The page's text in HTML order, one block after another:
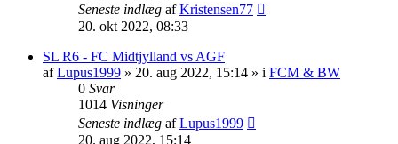
Seneste indlæg afKristensen77
20. okt 2022, 08:33
SL R6 - FC Midtjylland vs AGF
afLupus1999 » 20. aug 2022, 15:14 » i FCM & BW
0 Svar
1014 Visninger
Seneste indlæg afLupus1999
20. aug 2022, 15:14